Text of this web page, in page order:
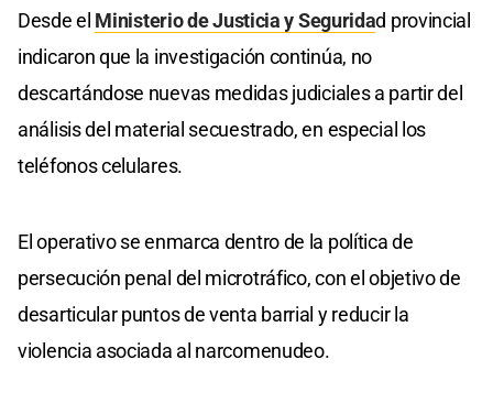
Desde el Ministerio de Justicia y Seguridad provincial
indicaron que la investigación continúa, no
descartándose nuevas medidas judiciales a partir del
análisis del material secuestrado, en especial los
teléfonos celulares.
El operativo se enmarca dentro de la política de
persecución penal del microtráfico, con el objetivo de
desarticular puntos de venta barrial y reducir la
violencia asociada al narcomenudeo.